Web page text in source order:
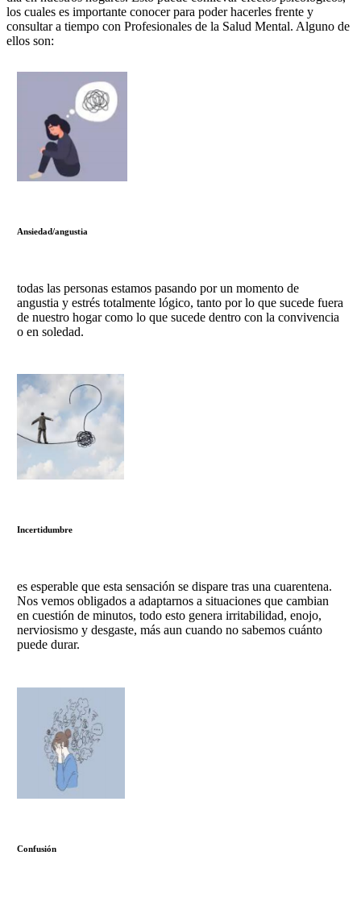
los cuales es importante conocer para poder hacerles frente y
consultar a tiempo con Profesionales de la Salud Mental. Alguno de
ellos son:
Ansiedad/angustia
todas las personas estamos pasando por un momento de
angustia y estrés totalmente lógico, tanto por lo que sucede fuera
de nuestro hogar como lo que sucede dentro con la convivencia
o en soledad.
Incertidumbre
es esperable que esta sensación se dispare tras una cuarentena.
Nos vemos obligados a adaptarnos a situaciones que cambian
en cuestión de minutos, todo esto genera irritabilidad, enojo,
nerviosismo y desgaste, más aun cuando no sabemos cuánto
puede durar.
Confusión